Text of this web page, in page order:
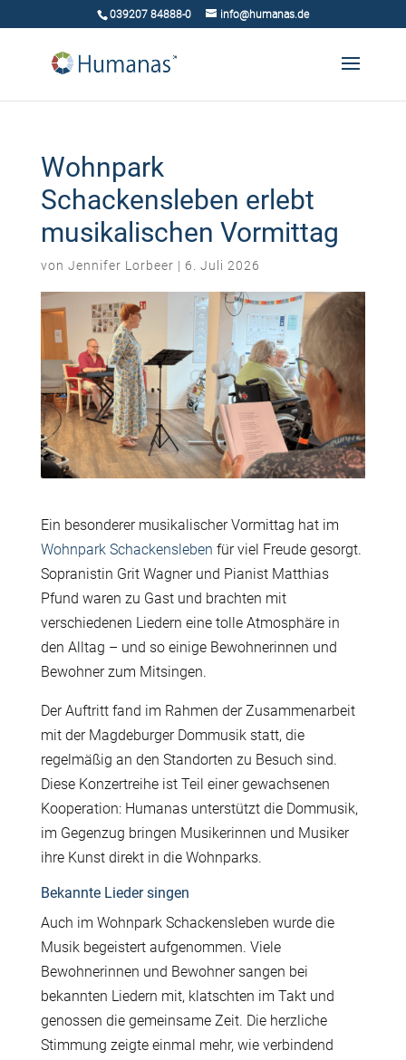
039207 84888-0 info@humanas.de
Wohnpark
Schackensleben erlebt
musikalischen Vormittag
von Jennifer Lorbeer | 6. Juli 2026
Ein besonderer musikalischer Vormittag hat im
Wohnpark Schackensleben für viel Freude gesorgt.
Sopranistin Grit Wagner und Pianist Matthias
Pfund waren zu Gast und brachten mit
verschiedenen Liedern eine tolle Atmosphäre in
den Alltag – und so einige Bewohnerinnen und
Bewohner zum Mitsingen.
Der Auftritt fand im Rahmen der Zusammenarbeit
mit der Magdeburger Dommusik statt, die
regelmäßig an den Standorten zu Besuch sind.
Diese Konzertreihe ist Teil einer gewachsenen
Kooperation: Humanas unterstützt die Dommusik,
im Gegenzug bringen Musikerinnen und Musiker
ihre Kunst direkt in die Wohnparks.
Bekannte Lieder singen
Auch im Wohnpark Schackensleben wurde die
Musik begeistert aufgenommen. Viele
Bewohnerinnen und Bewohner sangen bei
bekannten Liedern mit, klatschten im Takt und
genossen die gemeinsame Zeit. Die herzliche
Stimmung zeigte einmal mehr, wie verbindend